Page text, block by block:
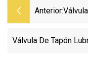
Anterior:
Válvula De Tapón